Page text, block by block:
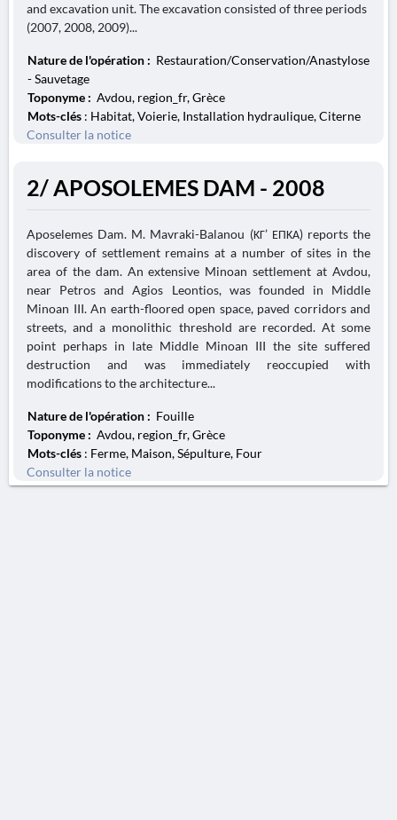
and excavation unit. The excavation consisted of three periods
(2007, 2008, 2009)...
Nature de l'opération : Restauration/Conservation/Anastylose
- Sauvetage
Toponyme : Avdou, region_fr, Grèce
Mots-clés : Habitat, Voierie, Installation hydraulique, Citerne
Consulter la notice
2/ APOSOLEMES DAM - 2008
Aposelemes Dam. M. Mavraki-Balanou (ΚΓ’ ΕΠΚΑ) reports the
discovery of settlement remains at a number of sites in the
area of the dam. An extensive Minoan settlement at Avdou,
near Petros and Agios Leontios, was founded in Middle
Minoan III. An earth-floored open space, paved corridors and
streets, and a monolithic threshold are recorded. At some
point perhaps in late Middle Minoan III the site suffered
destruction and was immediately reoccupied with
modifications to the architecture...
Nature de l'opération : Fouille
Toponyme : Avdou, region_fr, Grèce
Mots-clés : Ferme, Maison, Sépulture, Four
Consulter la notice